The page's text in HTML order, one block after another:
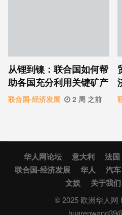
从锂到镍：联合国如何帮
助各国充分利用关键矿产
联合国-经济发展 2 周 之前
华人网论坛 意大利 法国
联合国-经济发展
华人 汽车
文娱
关于我们
© 2025 欧洲华人网